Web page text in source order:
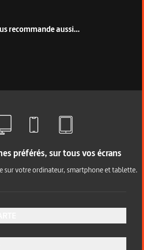
recommande aussi...
préférés, sur tous vos écrans
sur votre ordinateur, smartphone et tablette.